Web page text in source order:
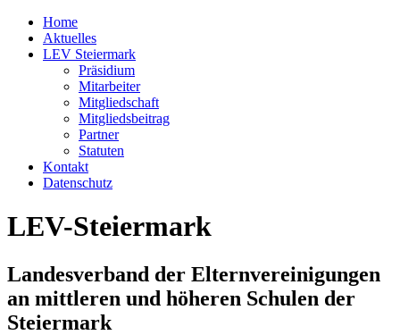
Home
Aktuelles
LEV Steiermark
Präsidium
Mitarbeiter
Mitgliedschaft
Mitgliedsbeitrag
Partner
Statuten
Kontakt
Datenschutz
LEV-Steiermark
Landesverband der Elternvereinigungen
an mittleren und höheren Schulen der
Steiermark